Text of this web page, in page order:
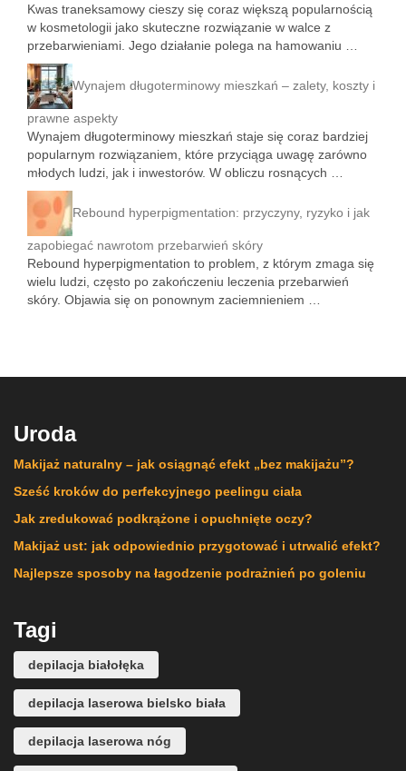
Kwas traneksamowy cieszy się coraz większą popularnością
w kosmetologii jako skuteczne rozwiązanie w walce z
przebarwieniami. Jego działanie polega na hamowaniu …
Wynajem długoterminowy mieszkań – zalety, koszty i
prawne aspekty
Wynajem długoterminowy mieszkań staje się coraz bardziej
popularnym rozwiązaniem, które przyciąga uwagę zarówno
młodych ludzi, jak i inwestorów. W obliczu rosnących …
Rebound hyperpigmentation: przyczyny, ryzyko i jak
zapobiegać nawrotom przebarwień skóry
Rebound hyperpigmentation to problem, z którym zmaga się
wielu ludzi, często po zakończeniu leczenia przebarwień
skóry. Objawia się on ponownym zaciemnieniem …
Uroda
Makijaż naturalny – jak osiągnąć efekt „bez makijażu”?
Sześć kroków do perfekcyjnego peelingu ciała
Jak zredukować podkrążone i opuchnięte oczy?
Makijaż ust: jak odpowiednio przygotować i utrwalić efekt?
Najlepsze sposoby na łagodzenie podrażnień po goleniu
Tagi
depilacja białołęka
depilacja laserowa bielsko biała
depilacja laserowa nóg